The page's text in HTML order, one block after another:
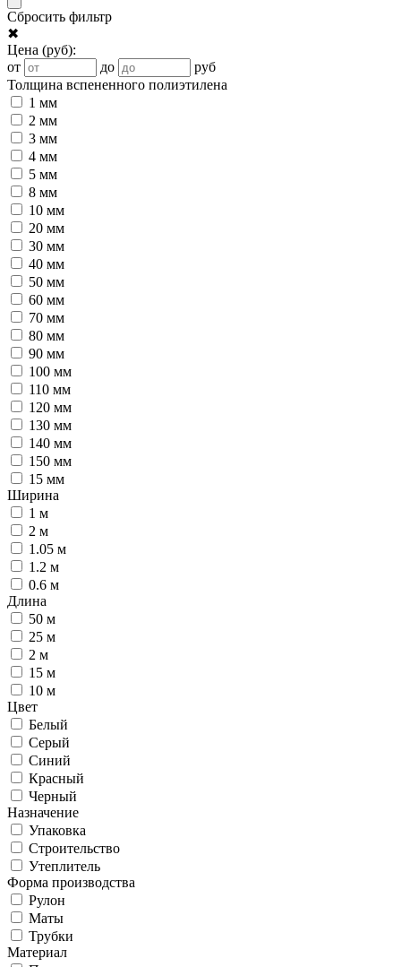
Сбросить фильтр
✖
Цена (руб):
от
до
руб
Толщина вспененного полиэтилена
1 мм
2 мм
3 мм
4 мм
5 мм
8 мм
10 мм
20 мм
30 мм
40 мм
50 мм
60 мм
70 мм
80 мм
90 мм
100 мм
110 мм
120 мм
130 мм
140 мм
150 мм
15 мм
Ширина
1 м
2 м
1.05 м
1.2 м
0.6 м
Длина
50 м
25 м
2 м
15 м
10 м
Цвет
Белый
Серый
Синий
Красный
Черный
Назначение
Упаковка
Строительство
Утеплитель
Форма производства
Рулон
Маты
Трубки
Материал